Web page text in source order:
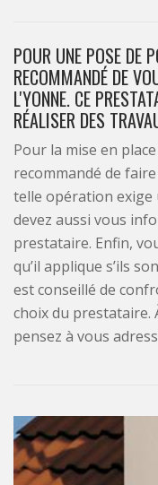
POUR UNE POSE DE
RECOMMANDÉ DE
L'YONNE. CE
RÉALISER DES
Pour la mise en
recommandé de
telle opération exige
devez aussi vous
prestataire. Enfin,
qu’il applique s’ils
est conseillé de
choix du prestataire.
pensez à vous